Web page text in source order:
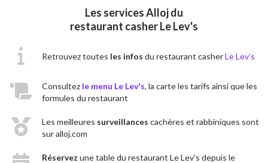
Les services Alloj du
restaurant casher Le Lev's
Retrouvez toutes les infos du restaurant casherLe Lev's
Consultez le menu Le Lev's, la carte les tarifs ainsi que les
formules du restaurant
Les meilleures surveillances cachères et rabbiniques sont
sur alloj.com
Réservez une table du restaurant Le Lev's depuis le